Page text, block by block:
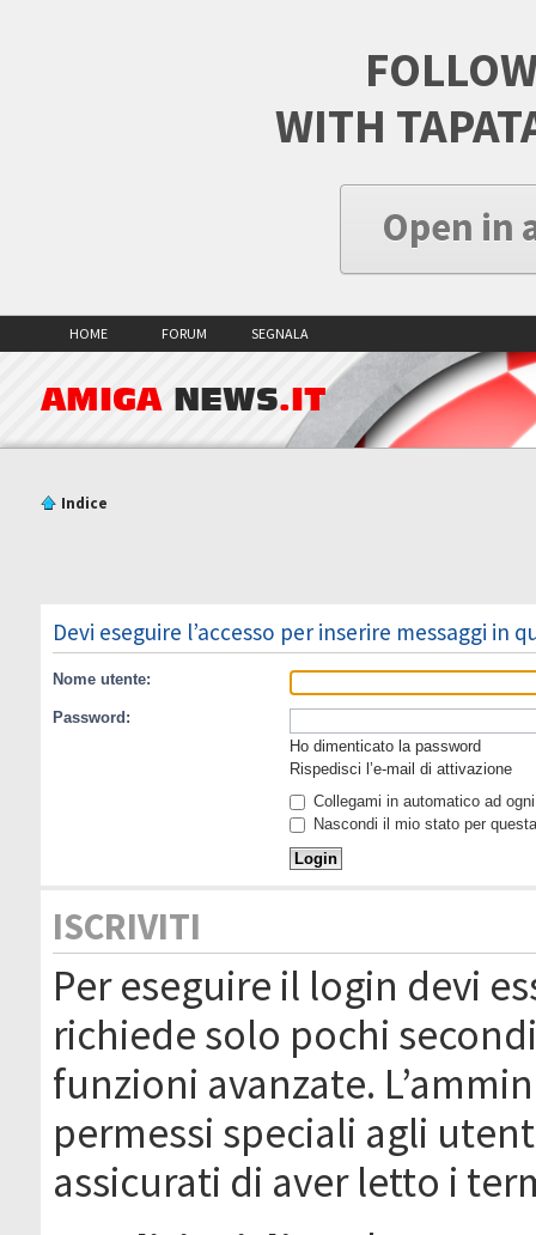
WITH
Open in
HOME FORUM SEGNALA
AMIGA NEWS.IT
Indice
Devi eseguire l’accesso per inserire messaggi in
Nome utente:
Password:
Ho dimenticato la password
Rispedisci l’e-mail di attivazione
Collegami in automatico ad
Nascondi il mio stato per
ISCRIVITI
Per eseguire il login devi
richiede solo pochi
funzioni avanzate.
permessi speciali agli
assicurati di aver letto i